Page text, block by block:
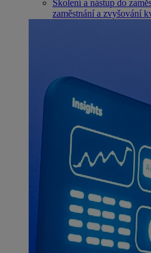
Školení a nástup do
zaměstnání a zvyšování